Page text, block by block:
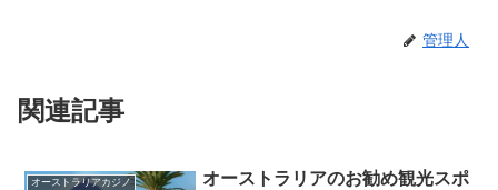
管理人
関連記事
オーストラリアカジノ
オーストラリアのお勧め観光スポ